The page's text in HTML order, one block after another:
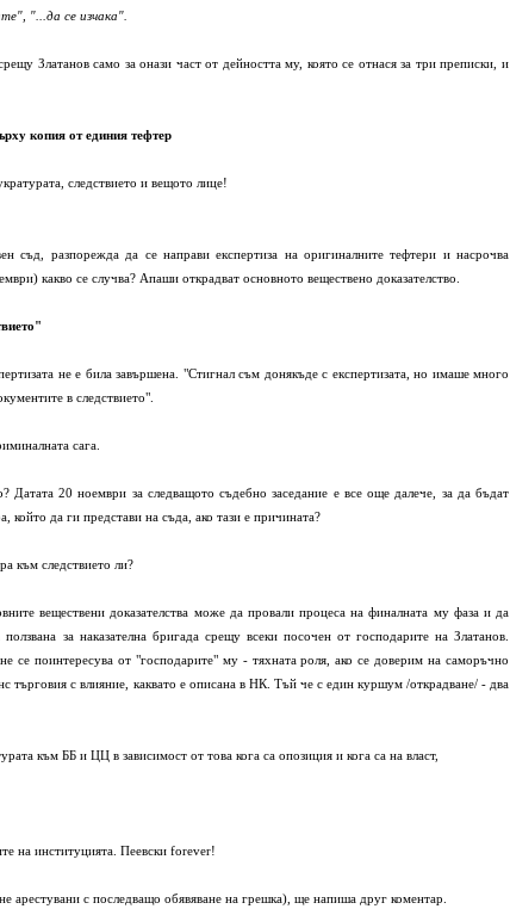
"...да се изчака".
Златанов само за онази част от дейността му, която се отнася за три преписки, и
копия от единия тефтер
следствието и вещото лице!
съд, разпорежда да се направи експертиза на оригиналните тефтери и насрочва
какво се случва? Апаши открадват основното веществено доказателство.
не е била завършена. "Стигнал съм донякъде с експертизата, но имаше много
в следствието".
сага.
Датата 20 ноември за следващото съдебно заседание е все още далече, за да бъдат
който да ги представи на съда, ако тази е причината?
към следствието ли?
веществени доказателства може да провали процеса на финалната му фаза и да
за наказателна бригада срещу всеки посочен от господарите на Златанов.
се поинтересува от "господарите" му - тяхната роля, ако се доверим на саморъчно
търговия с влияние, каквато е описана в НК. Тъй че с един куршум /открадване/ - два
към ББ и ЦЦ в зависимост от това кога са опозиция и кога са на власт,
на институцията. Пеевски forever!
арестувани с последващо обявяване на грешка), ще напиша друг коментар.